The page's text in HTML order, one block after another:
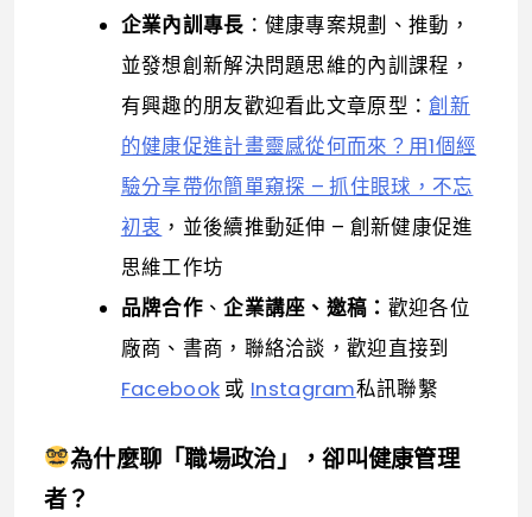
企業內訓專長 ：健康專案規劃、推動，
並發想創新解決問題思維的內訓課程，
有興趣的朋友歡迎看此文章原型：創新
的健康促進計畫靈感從何而來？用1個經
驗分享帶你簡單窺探 – 抓住眼球，不忘
初衷 ，並後續推動延伸 – 創新健康促進
思維工作坊
品牌合作、企業講座、邀稿： 歡迎各位
廠商、書商，聯絡洽談，歡迎直接到
Facebook 或 Instagram私訊聯繫
為什麼聊「職場政治」，卻叫健康管理
者？